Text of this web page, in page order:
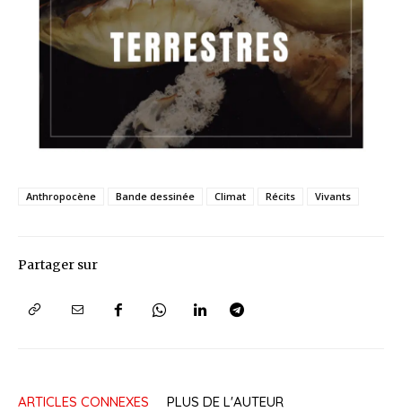
Anthropocène Bande dessinée Climat Récits Vivants
Partager sur
ARTICLES CONNEXES PLUS DE L'AUTEUR